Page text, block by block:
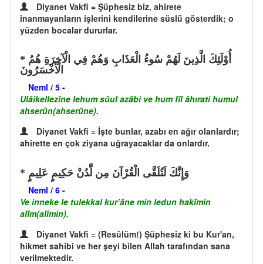
Diyanet Vakfi = Şüphesiz biz, ahirete
inanmayanların işlerini kendilerine süslü gösterdik; o
yüzden bocalar dururlar.
الْأَخْسَرُونَ
Neml / 5 -
Ulâikellezîne lehum sûul azâbi ve hum fîl âhırati humul
ahserûn(ahserûne).
Diyanet Vakfi = İşte bunlar, azabı en ağır olanlardır;
ahirette en çok ziyana uğrayacaklar da onlardır.
وَإِنَّكَ لَتُلَقَّى الْقُرْآنَ مِن لَّدُنْ حَكِيمٍ عَلِيمٍ
Neml / 6 -
Ve inneke le tulekkal kur’âne min ledun hakîmin
alîm(alîmin).
Diyanet Vakfi = (Resûlüm!) Şüphesiz ki bu Kur'an,
hikmet sahibi ve her şeyi bilen Allah tarafından sana
verilmektedir.